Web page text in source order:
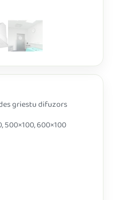
griestu difuzors
500×100, 600×100